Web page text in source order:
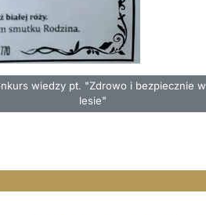
na spotkanie
strona: Konkurs wiedzy pt.
wiedzy pt. "Zdrowo i bezpiecznie w
lesie"